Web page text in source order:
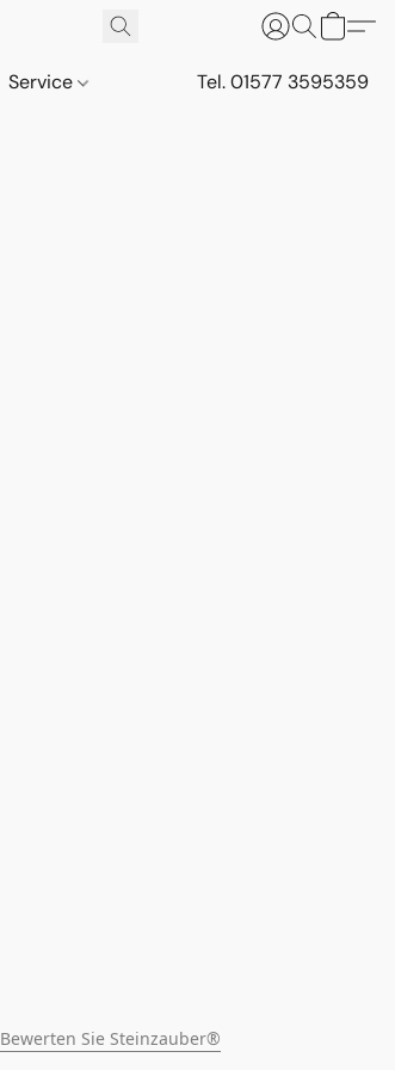
Service Tel. 01577 3595359
Bewerten Sie Steinzauber®